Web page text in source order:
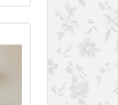
Хит продаж!